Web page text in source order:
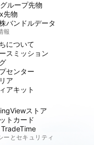
ループ先物
先物
バンドルデータ
報
について
スミッション
センター
ア
アキット
ストア
トカード
ーとセキュリティ